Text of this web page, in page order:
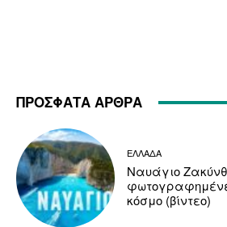
ΠΡΟΣΦΑΤΑ ΑΡΘΡΑ
ΕΛΛΑΔΑ
Ναυάγιο
κόσμο (βίντεο)